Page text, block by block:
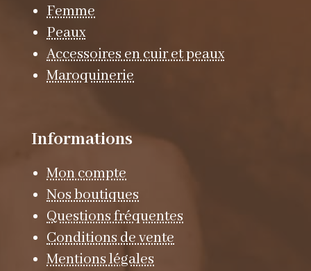
Femme
Peaux
Accessoires en cuir et peaux
Maroquinerie
Informations
Mon compte
Nos boutiques
Questions fréquentes
Conditions de vente
Mentions légales